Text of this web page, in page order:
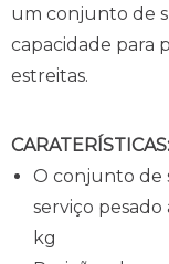
um conjunto de
capacidade para
estreitas.
CARATERÍSTICAS:
O conjunto de
serviço
kg